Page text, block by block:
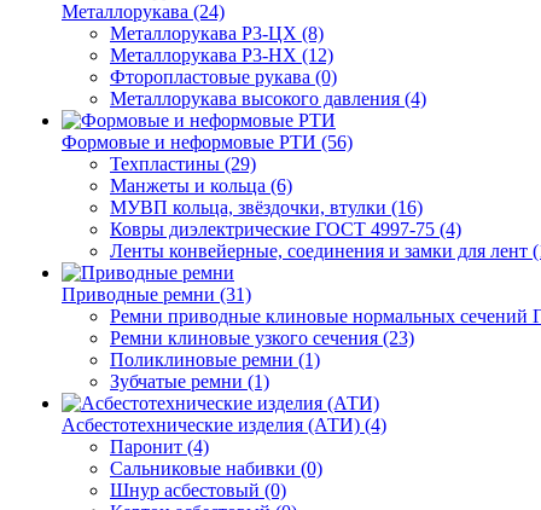
Металлорукава (24)
Металлорукава Р3-ЦХ (8)
Металлорукава Р3-НХ (12)
Фторопластовые рукава (0)
Металлорукава высокого давления (4)
Формовые и неформовые РТИ (56)
Техпластины (29)
Манжеты и кольца (6)
МУВП кольца, звёздочки, втулки (16)
Ковры диэлектрические ГОСТ 4997-75 (4)
Ленты конвейерные, соединения и замки для лент
Приводные ремни (31)
Ремни приводные клиновые нормальных сечений
Ремни клиновые узкого сечения (23)
Поликлиновые ремни (1)
Зубчатые ремни (1)
Асбестотехнические изделия (АТИ) (4)
Паронит (4)
Сальниковые набивки (0)
Шнур асбестовый (0)